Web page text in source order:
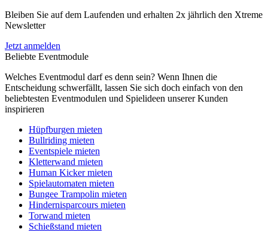
Bleiben Sie auf dem Laufenden und erhalten 2x jährlich den Xtreme
Newsletter
Jetzt anmelden
Beliebte Eventmodule
Welches Eventmodul darf es denn sein? Wenn Ihnen die
Entscheidung schwerfällt, lassen Sie sich doch einfach von den
beliebtesten Eventmodulen und Spielideen unserer Kunden
inspirieren
Hüpfburgen mieten
Bullriding mieten
Eventspiele mieten
Kletterwand mieten
Human Kicker mieten
Spielautomaten mieten
Bungee Trampolin mieten
Hindernisparcours mieten
Torwand mieten
Schießstand mieten